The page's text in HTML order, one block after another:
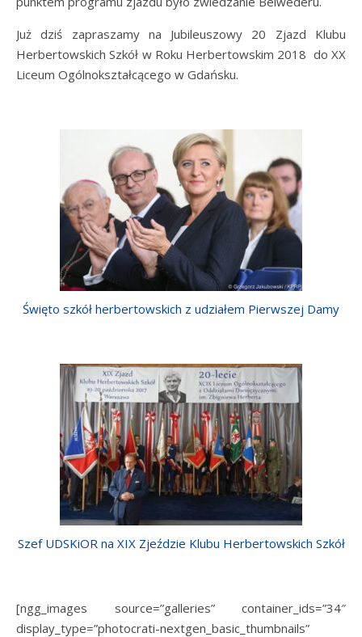
Już dziś zapraszamy na Jubileuszowy 20 Zjazd Klubu
Herbertowskich Szkół w Roku Herbertowskim 2018 do XX
Liceum Ogólnokształcącego w Gdańsku.
Święto szkół herbertowskich z udziałem Pierwszej Damy
Szef UDSKiOR na XIX Zjeździe Klubu Herbertowskich Szkół
[ngg_images source=”galleries” container_ids=”34″
display_type=”photocrati-nextgen_basic_thumbnails”